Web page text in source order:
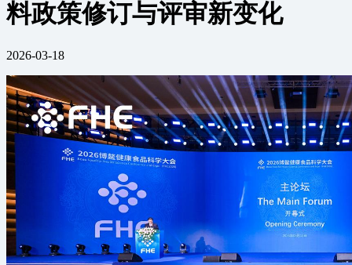
料政策修订与评审新变化
2026-03-18